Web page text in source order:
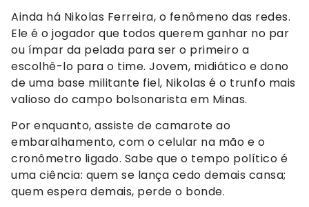
Ainda há Nikolas Ferreira, o fenômeno das redes.
Ele é o jogador que todos querem ganhar no par
ou ímpar da pelada para ser o primeiro a
escolhê-lo para o time. Jovem, midiático e dono
de uma base militante fiel, Nikolas é o trunfo mais
valioso do campo bolsonarista em Minas.
Por enquanto, assiste de camarote ao
embaralhamento, com o celular na mão e o
cronômetro ligado. Sabe que o tempo político é
uma ciência: quem se lança cedo demais cansa;
quem espera demais, perde o bonde.